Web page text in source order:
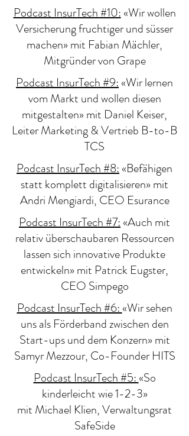
Podcast InsurTech #10:«Wir wollen
Versicherung fruchtiger und süsser
machen» mit Fabian Mächler,
Mitgründer von Grape
Podcast InsurTech #9:«Wir lernen
vom Markt und wollen diesen
mitgestalten» mit Daniel Keiser,
Leiter Marketing & Vertrieb B-to-B
TCS
Podcast InsurTech #8:«Befähigen
statt komplett digitalisieren» mit
Andri Mengiardi, CEO Esurance
Podcast InsurTech #7:«Auch mit
relativ überschaubaren Ressourcen
lassen sich innovative Produkte
entwickeln» mit Patrick Eugster,
CEO Simpego
Podcast InsurTech #6:«Wir sehen
uns als Förderband zwischen den
Start-ups und dem Konzern» mit
Samyr Mezzour, Co-Founder HITS
Podcast InsurTech #5:«So
kinderleicht wie 1-2-3»
mit Michael Klien, Verwaltungsrat
SafeSide